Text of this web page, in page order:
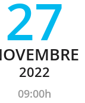
27
2022
09:00h